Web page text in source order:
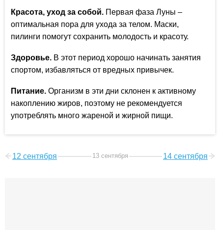
Красота, уход за собой. Первая фаза Луны –
оптимальная пора для ухода за телом. Маски,
пилинги помогут сохранить молодость и красоту.
Здоровье. В этот период хорошо начинать занятия
спортом, избавляться от вредных привычек.
Питание. Организм в эти дни склонен к активному
накоплению жиров, поэтому не рекомендуется
употреблять много жареной и жирной пищи.
12 сентября 13 сентября 14 сентября